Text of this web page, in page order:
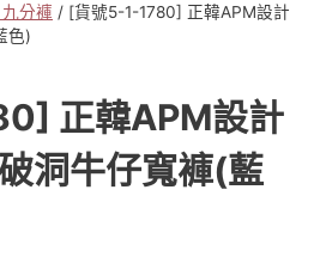
分褲 / [貨號5-1-1780] 正韓APM設計
色)
正韓APM設計
洞牛仔寬褲(藍